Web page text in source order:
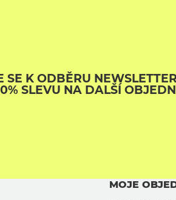
SE K ODBĚRU
SLEVU NA DALŠÍ
MOJE